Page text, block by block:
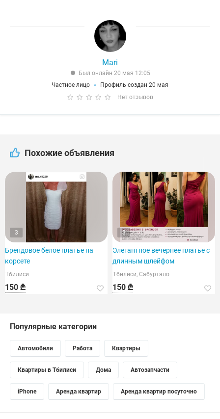
Mari
Был онлайн 20 мая 12:05
Частное лицо
Профиль создан 20 мая
Нет отзывов
Похожие объявления
3
Брендовое белое платье на
корсете
Тбилиси
150 ₾
3
Элегантное вечернее платье с
длинным шлейфом
Тбилиси, Сабуртало
150 ₾
Популярные категории
Автомобили Работа Квартиры
Квартиры в Тбилиси Дома Автозапчасти
iPhone Аренда квартир Аренда квартир посуточно